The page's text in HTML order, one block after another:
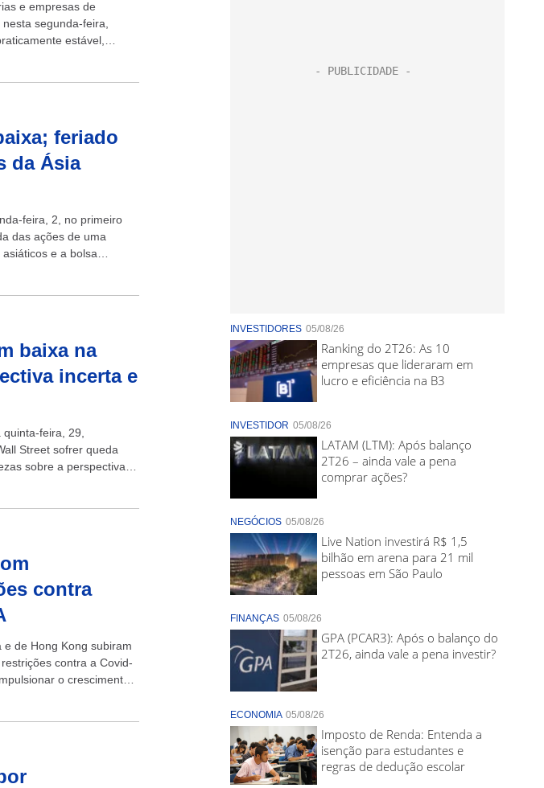
e empresas de
segunda-feira,
estável,
feriado
da Ásia
feira, 2, no primeiro
das ações de uma
e a bolsa
baixa na
incerta e
feira, 29,
Street sofrer queda
sobre a perspectiva
contra
e de Hong Kong subiram
contra a Covid-
o crescimento
INVESTIDORES 05/08/26
Ranking do 2T26: As 10
empresas que lideraram em
lucro e eficiência na B3
INVESTIDOR 05/08/26
LATAM (LTM): Após balanço
2T26 – ainda vale a pena
comprar ações?
NEGÓCIOS 05/08/26
Live Nation investirá R$ 1,5
bilhão em arena para 21 mil
pessoas em São Paulo
FINANÇAS 05/08/26
GPA (PCAR3): Após o balanço do
2T26, ainda vale a pena investir?
ECONOMIA 05/08/26
Imposto de Renda: Entenda a
isenção para estudantes e
regras de dedução escolar